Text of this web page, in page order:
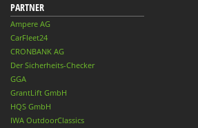
PARTNER
Ampere AG
CarFleet24
CRONBANK AG
Der Sicherheits-Checker
GGA
GrantLift GmbH
HQS GmbH
IWA OutdoorClassics